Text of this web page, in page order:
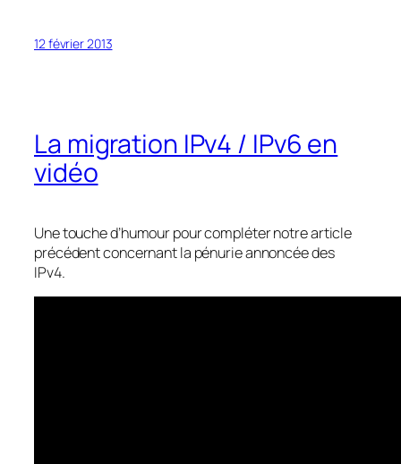
12 février 2013
La migration IPv4 / IPv6 en
vidéo
Une touche d’humour pour compléter notre article
précédent concernant la pénurie annoncée des
IPv4.